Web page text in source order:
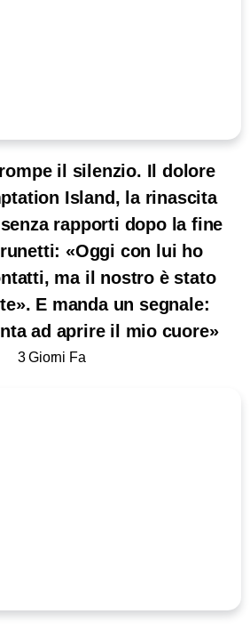
il silenzio. Il dolore
Island, la rinascita
rapporti dopo la fine
«Oggi con lui ho
ma il nostro è stato
E manda un segnale:
ad aprire il mio cuore»
3 Giorni Fa